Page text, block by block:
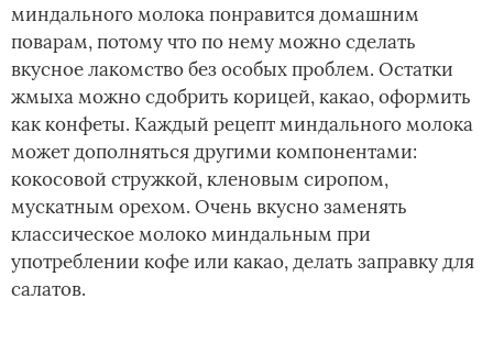
миндального молока понравится домашним
поварам, потому что по нему можно сделать
вкусное лакомство без особых проблем. Остатки
жмыха можно сдобрить корицей, какао, оформить
как конфеты. Каждый рецепт миндального молока
может дополняться другими компонентами:
кокосовой стружкой, кленовым сиропом,
мускатным орехом. Очень вкусно заменять
классическое молоко миндальным при
употреблении кофе или какао, делать заправку для
салатов.